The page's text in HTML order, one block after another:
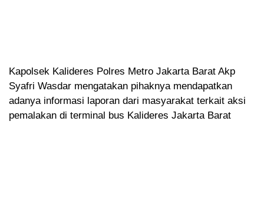
Kapolsek Kalideres Polres Metro Jakarta Barat Akp
Syafri Wasdar mengatakan pihaknya mendapatkan
adanya informasi laporan dari masyarakat terkait aksi
pemalakan di terminal bus Kalideres Jakarta Barat